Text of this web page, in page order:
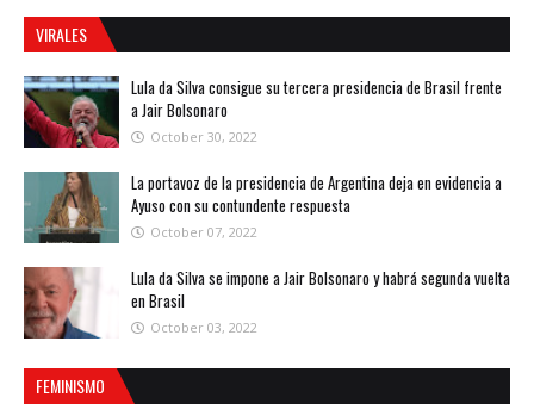
VIRALES
Lula da Silva consigue su tercera presidencia de Brasil frente
a Jair Bolsonaro
October 30, 2022
La portavoz de la presidencia de Argentina deja en evidencia a
Ayuso con su contundente respuesta
October 07, 2022
Lula da Silva se impone a Jair Bolsonaro y habrá segunda vuelta
en Brasil
October 03, 2022
FEMINISMO